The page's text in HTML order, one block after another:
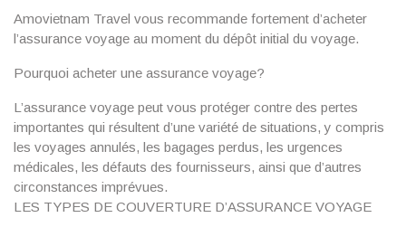
Amovietnam Travel vous recommande fortement d’acheter
l’assurance voyage au moment du dépôt initial du voyage.
Pourquoi acheter une assurance voyage?
L’assurance voyage peut vous protéger contre des pertes
importantes qui résultent d’une variété de situations, y compris
les voyages annulés, les bagages perdus, les urgences
médicales, les défauts des fournisseurs, ainsi que d’autres
circonstances imprévues.
LES TYPES DE COUVERTURE D’ASSURANCE VOYAGE